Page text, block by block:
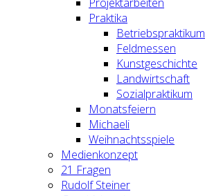
Praktika
Betriebspraktikum
Feldmessen
Kunstgeschichte
Landwirtschaft
Sozialpraktikum
Monatsfeiern
Michaeli
Weihnachtsspiele
Medienkonzept
21 Fragen
Rudolf Steiner